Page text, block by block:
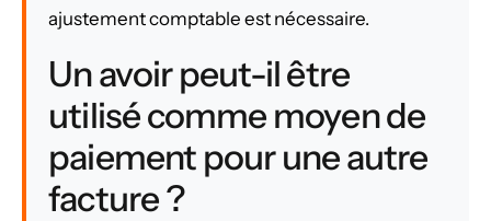
ajustement comptable est nécessaire.
Un avoir peut-il être
utilisé comme moyen de
paiement pour une autre
facture ?